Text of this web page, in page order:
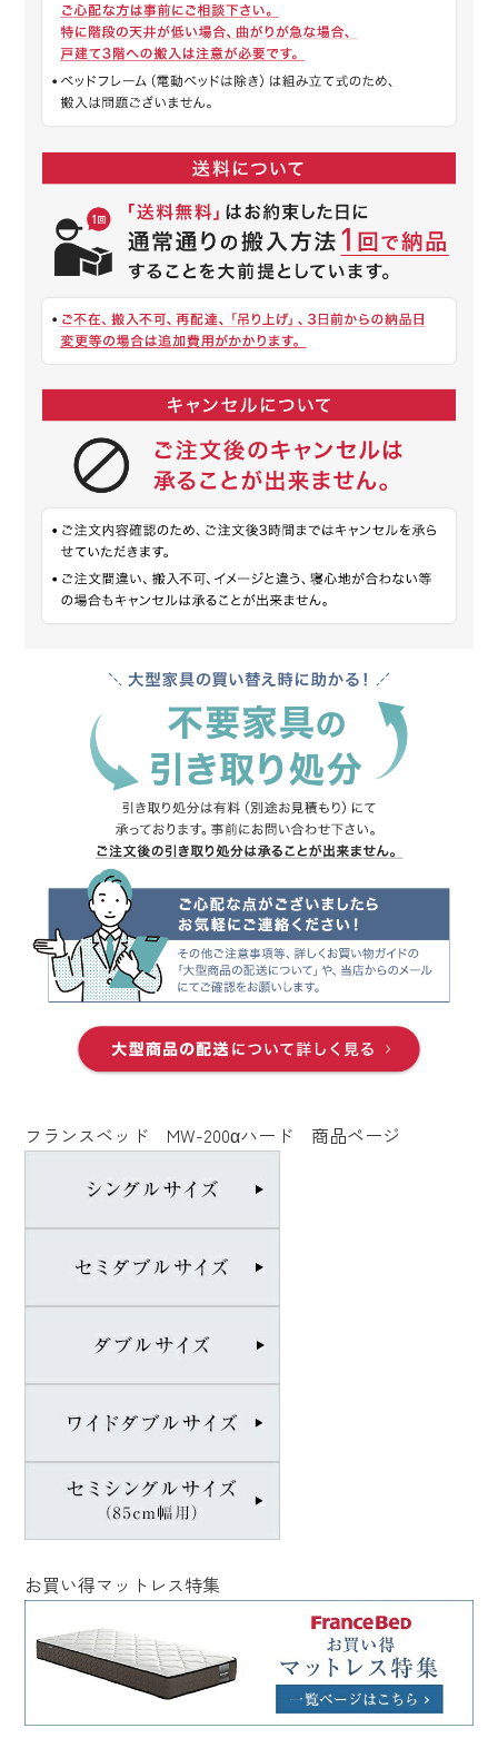
フランスベッド MW-200αハード 商品ページ
お買い得マットレス特集